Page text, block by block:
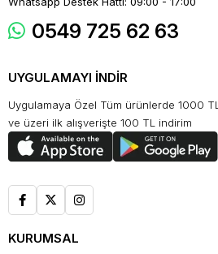
0549 725 62 63
UYGULAMAYI İNDİR
Uygulamaya Özel Tüm ürünlerde 1000 TL
ve üzeri ilk alışverişte 100 TL indirim
KURUMSAL